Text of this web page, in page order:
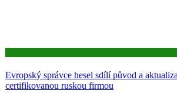
Evropský správce hesel sdílí původ a
certifikovanou ruskou firmou